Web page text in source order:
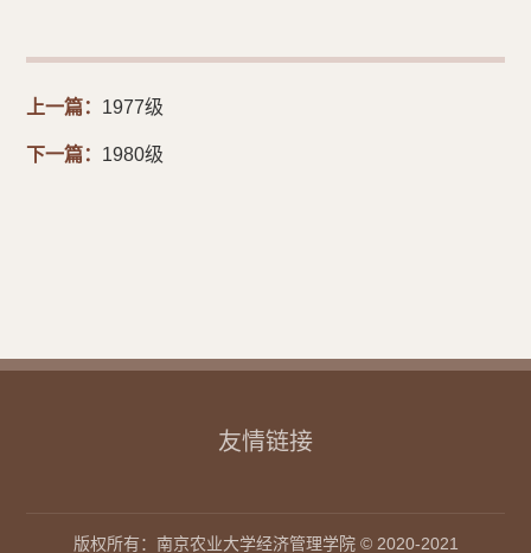
上一篇： 1977级
下一篇： 1980级
友情链接
版权所有：南京农业大学经济管理学院 © 2020-2021